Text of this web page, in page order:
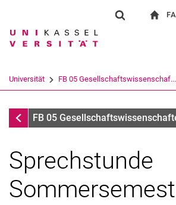
Suchbegriff
Suchen (öffnet
Universität FB 05 Gesellschaftswissenschaf...
Infothek
FB 05
Sprechstunde